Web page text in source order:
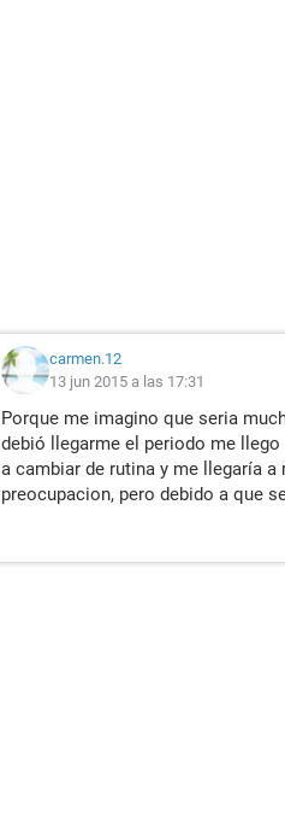
carmen.12
13 jun 2015 a las 17:31
Porque me imagino que seria
debió llegarme el periodo me
a cambiar de rutina y me llegaría
preocupacion, pero debido a que